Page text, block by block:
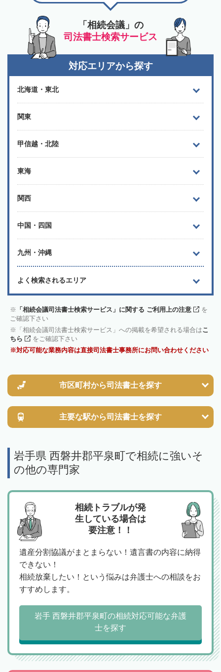
「相続会議」の
司法書士検索サービス
対応エリアから探す
北海道・東北
関東
甲信越・北陸
東海
関西
中国・四国
九州・沖縄
よく検索されるエリア
「相続会議司法書士検索サービス」に関する ご利用上の注意
を
ご確認下さい
「相続会議司法書士検索サービス」への掲載を希望される場合はこ
ちら
をご確認下さい
対応可能な業務内容は直接司法書士事務所にお問い合わせください
市区町村から司法書士を探す
主要な駅から司法書士を探す
岩手県 西磐井郡平泉町で相続に強いそ
の他の専門家
相続トラブルが発
生している場合は
要注意！！
遺産分割協議がまとまらない！遺言書の内容に納得
できない！
相続放棄したい！という悩みは弁護士への相談をお
すすめします。
岩手 西磐井郡平泉町の相続対応可能な弁護
士を探す